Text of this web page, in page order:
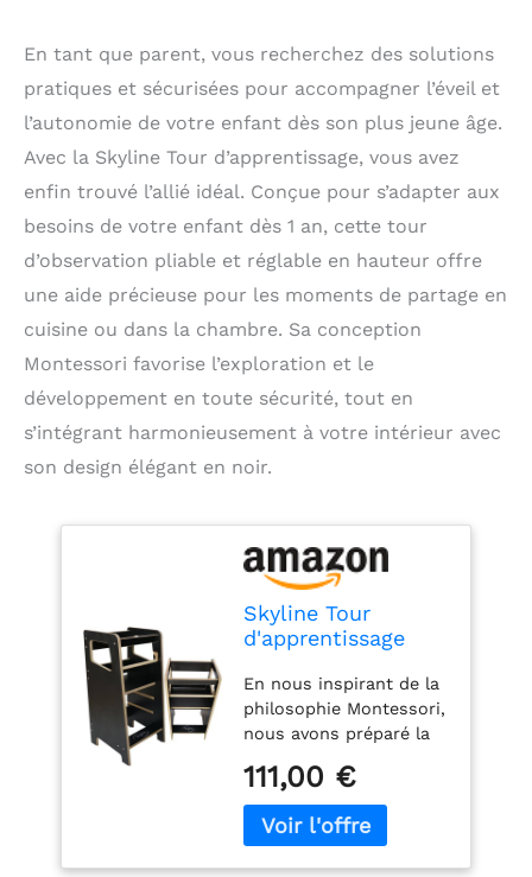
En tant que parent, vous recherchez des solutions
pratiques et sécurisées pour accompagner l’éveil et
l’autonomie de votre enfant dès son plus jeune âge.
Avec la Skyline Tour d’apprentissage, vous avez
enfin trouvé l’allié idéal. Conçue pour s’adapter aux
besoins de votre enfant dès 1 an, cette tour
d’observation pliable et réglable en hauteur offre
une aide précieuse pour les moments de partage en
cuisine ou dans la chambre. Sa conception
Montessori favorise l’exploration et le
développement en toute sécurité, tout en
s’intégrant harmonieusement à votre intérieur avec
son design élégant en noir.
Skyline Tour
d'apprentissage
Enfant Montessori
Pliable Chaise
Réglable en
Hauteur à partir de
1 an Learning Tower
Meubles d'intérieur
Chambre d'enfant
Kitchen Helper Noir
En nous inspirant de la
philosophie Montessori,
nous avons préparé la
vue de rendre possible
à l’enfant le
développement des
111,00 €